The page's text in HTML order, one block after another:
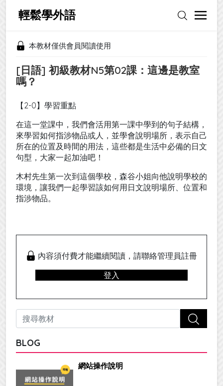
輕鬆學外語
本教材僅供會員閱讀使用
[日語] 初級教材N5第02課：這邊是教室
嗎？
【2-0】學習重點
在這一堂課中，我們會活用第一課中學到的句子結構，
來學習如何指涉物品或人，並學會說明場所，表示自己
所在的位置及時間的用法，這些都是生活中必備的日文
句型，大家一起加油吧！
木村先生第一次到這個學校，森谷小姐向他說明學校的
環境，讓我們一起學習該如何用日文說明場所、位置和
指涉物品。
內容須付費才能繼續閱讀，請聯絡管理員註冊
登入
BLOG
網站操作說明